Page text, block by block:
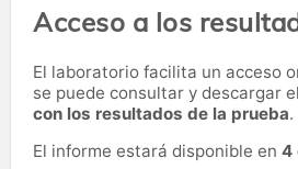
Acceso a los
El laboratorio facilita un acceso
se puede consultar y descargar el
con los resultados de la prueba.
El informe estará disponible en 4